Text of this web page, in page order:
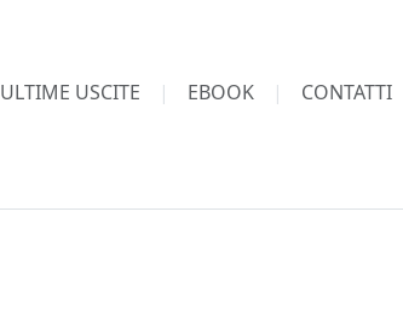
ULTIME USCITE EBOOK CONTATTI